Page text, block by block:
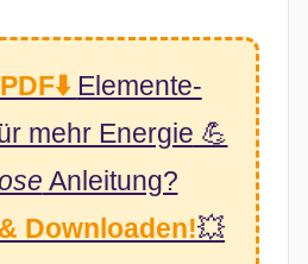
Elemente-
mehr Energie 💪
Anleitung?
Downloaden!💥